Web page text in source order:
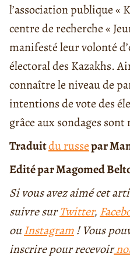
l’association publique «
centre de recherche «
manifesté leur volonté
électoral des Kazakhs.
connaître le niveau de
intentions de vote des
grâce aux sondages
Traduitdu russepar
Edité par Magomed
Si vous avez aimé cet
suivre surTwitter,
ouInstagram! Vous
inscrire pour recevoir